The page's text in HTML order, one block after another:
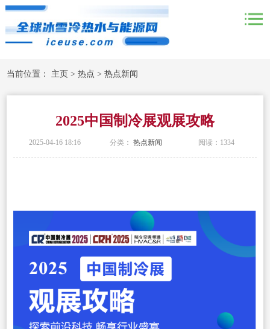
当前位置： 主页 >热点 >热点新闻
2025中国制冷展观展攻略
2025-04-16 18:16 分类：热点新闻 阅读： 1334